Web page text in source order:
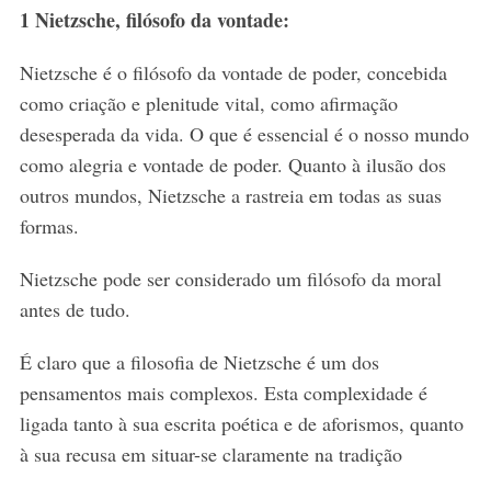
1 Nietzsche, filósofo da vontade:
Nietzsche é o filósofo da vontade de poder, concebida
como criação e plenitude vital, como afirmação
desesperada da vida. O que é essencial é o nosso mundo
como alegria e vontade de poder. Quanto à ilusão dos
outros mundos, Nietzsche a rastreia em todas as suas
formas.
Nietzsche pode ser considerado um filósofo da moral
antes de tudo.
É claro que a filosofia de Nietzsche é um dos
pensamentos mais complexos. Esta complexidade é
ligada tanto à sua escrita poética e de aforismos, quanto
à sua recusa em situar-se claramente na tradição